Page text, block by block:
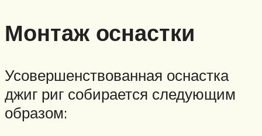
Монтаж оснастки
Усовершенствованная оснастка
джиг риг собирается следующим
образом: